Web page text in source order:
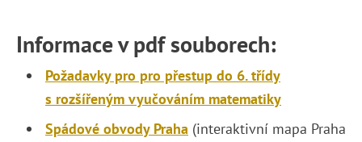
Informace v pdf souborech:
Požadavky pro pro přestup do 6. třídy
s rozšířeným vyučováním matematiky
Spádové obvody Praha (interaktivní mapa Praha